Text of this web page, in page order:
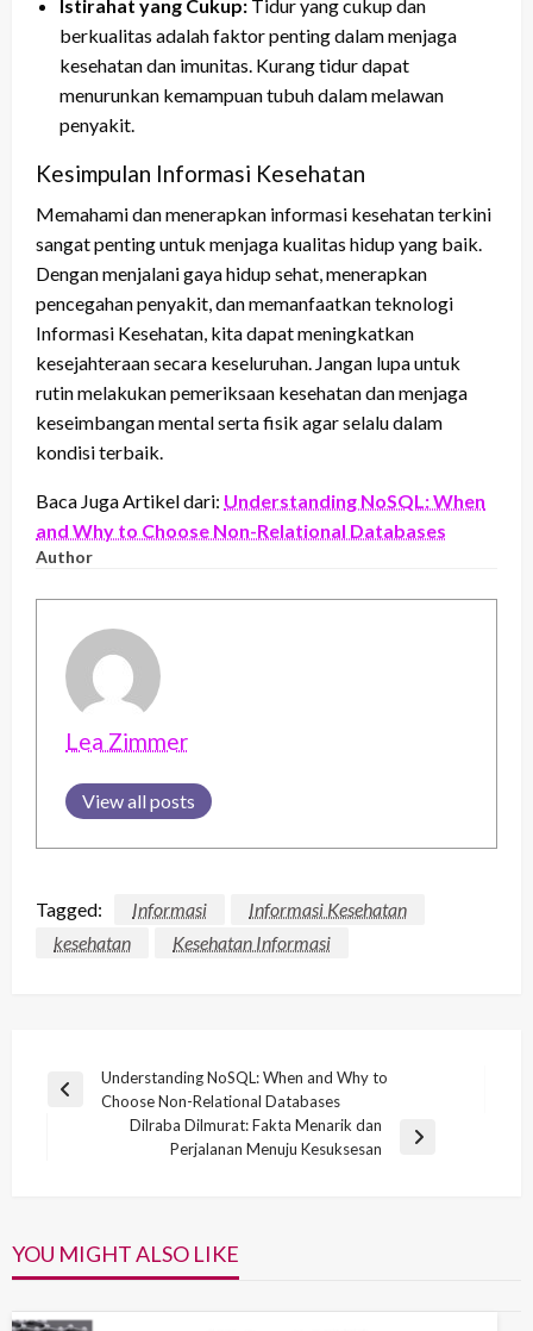
Istirahat yang Cukup: Tidur yang cukup dan
berkualitas adalah faktor penting dalam menjaga
kesehatan dan imunitas. Kurang tidur dapat
menurunkan kemampuan tubuh dalam melawan
penyakit.
Kesimpulan Informasi Kesehatan
Memahami dan menerapkan informasi kesehatan terkini
sangat penting untuk menjaga kualitas hidup yang baik.
Dengan menjalani gaya hidup sehat, menerapkan
pencegahan penyakit, dan memanfaatkan teknologi
Informasi Kesehatan, kita dapat meningkatkan
kesejahteraan secara keseluruhan. Jangan lupa untuk
rutin melakukan pemeriksaan kesehatan dan menjaga
keseimbangan mental serta fisik agar selalu dalam
kondisi terbaik.
Baca Juga Artikel dari: Understanding NoSQL: When
and Why to Choose Non-Relational Databases
Author
Lea Zimmer
View all posts
Tagged: Informasi
Informasi Kesehatan
kesehatan
Kesehatan Informasi
Post
navigation
Previous
Understanding NoSQL: When and Why to
Choose Non-Relational Databases
Dilraba Dilmurat: Fakta Menarik dan
Perjalanan Menuju Kesuksesan
YOU MIGHT ALSO LIKE